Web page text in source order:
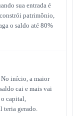
sua entrada é
patrimônio,
o saldo até 80%
No início, a maior
cai e mais vai
capital,
teria gerado.